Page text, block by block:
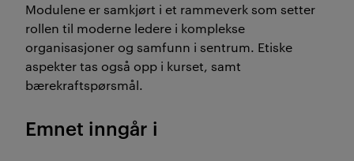
Modulene er samkjørt i et rammeverk som setter
rollen til moderne ledere i komplekse
organisasjoner og samfunn i sentrum. Etiske
aspekter tas også opp i kurset, samt
bærekraftspørsmål.
Emnet inngår i